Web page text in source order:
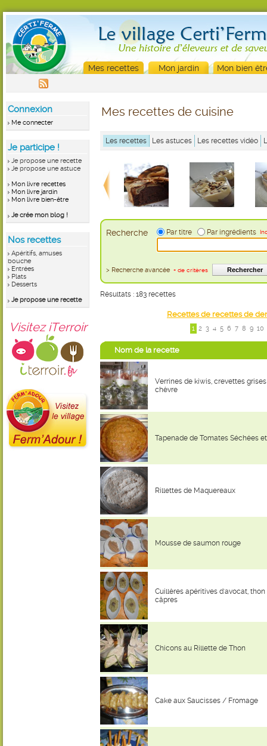
Mes recettes Mon jardin Mon bien
Connexion
Me connecter
Je participe !
Je propose une recette
Je propose une astuce
Mon livre recettes
Mon livre jardin
Mon livre bien-être
Je crée mon blog !
Nos recettes
Apéritifs, amuses
bouche
Entrées
Plats
Desserts
Je propose une recette
Visitez iTerroir
Mes recettes de cuisine
Les recettes Les astuces Les recettes vidéo
Recherche Par titre Par ingrédients
> Recherche avancée + de critères
Résultats : 183 recettes
Recettes de recettes de
1 2 3 4 5 6 7 8 9 10
Nom de la recette
Verrines de kiwis, crevettes
chèvre
Tapenade de Tomates Séchées
Rillettes de Maquereaux
Mousse de saumon rouge
Cuillères apéritives d'avocat, thon
câpres
Chicons au Rillette de Thon
Cake aux Saucisses / Fromage